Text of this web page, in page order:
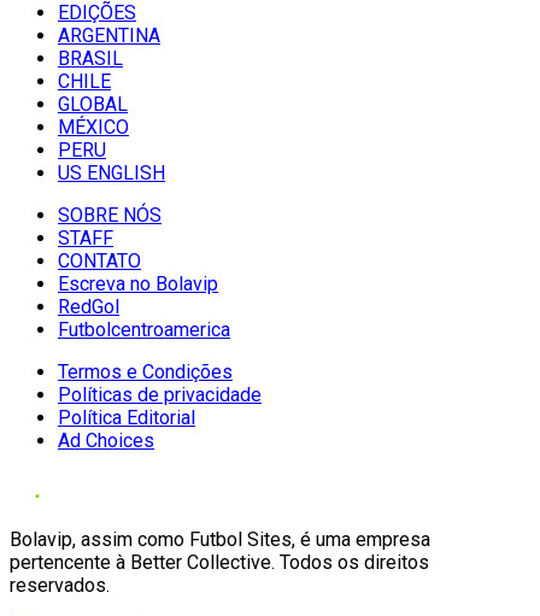
EDIÇÕES
ARGENTINA
BRASIL
CHILE
GLOBAL
MÉXICO
PERU
US ENGLISH
SOBRE NÓS
STAFF
CONTATO
Escreva no Bolavip
RedGol
Futbolcentroamerica
Termos e Condições
Políticas de privacidade
Política Editorial
Ad Choices
Bolavip, assim como Futbol Sites, é uma empresa
pertencente à Better Collective. Todos os direitos
reservados.